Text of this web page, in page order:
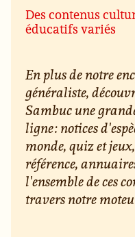
Des contenus
éducatifs variés
En plus de notre
généraliste,
Sambuc une
ligne : notices
monde, quiz et
référence,
l'ensemble de ces
travers notre